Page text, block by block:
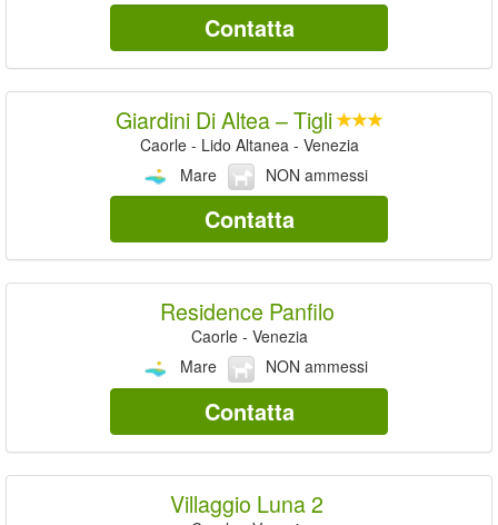
Contatta
Giardini Di Altea – Tigli
Caorle - Lido Altanea - Venezia
Mare
NON ammessi
Contatta
Residence Panfilo
Caorle - Venezia
Mare
NON ammessi
Contatta
Villaggio Luna 2